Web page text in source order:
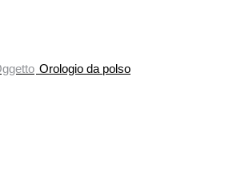
Orologio da polso